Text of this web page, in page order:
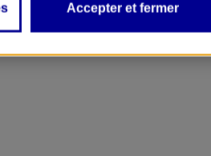
Accepter et fermer